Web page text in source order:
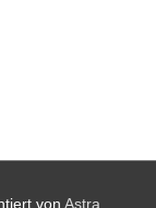
von Astra